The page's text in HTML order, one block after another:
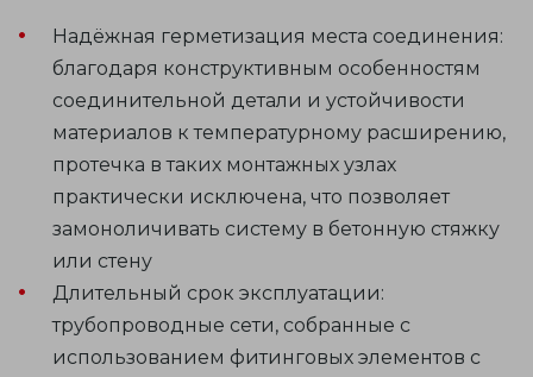
Надёжная герметизация места соединения:
благодаря конструктивным особенностям
соединительной детали и устойчивости
материалов к температурному расширению,
протечка в таких монтажных узлах
практически исключена, что позволяет
замоноличивать систему в бетонную стяжку
или стену
Длительный срок эксплуатации:
трубопроводные сети, собранные с
использованием фитинговых элементов с